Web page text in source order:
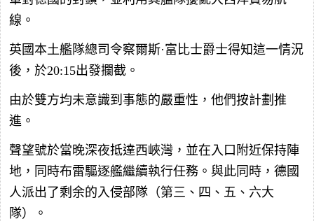
線。
英國本土艦隊總司令察爾斯·富比士爵士得知這一情況
後，於20:15出發攔截。
由於雙方均未意識到事態的嚴重性，他們按計劃推
進。
聲望號於當晚深夜抵達西峽灣，並在入口附近保持陣
地，同時布雷驅逐艦繼續執行任務。與此同時，德國
人派出了剩余的入侵部隊（第三、四、五、六大
隊）。